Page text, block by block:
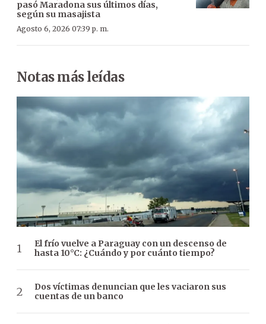
pasó Maradona sus últimos días,
según su masajista
Agosto 6, 2026 07:39 p. m.
Notas más leídas
El frío vuelve a Paraguay con un descenso de
hasta 10°C: ¿Cuándo y por cuánto tiempo?
Dos víctimas denuncian que les vaciaron sus
cuentas de un banco